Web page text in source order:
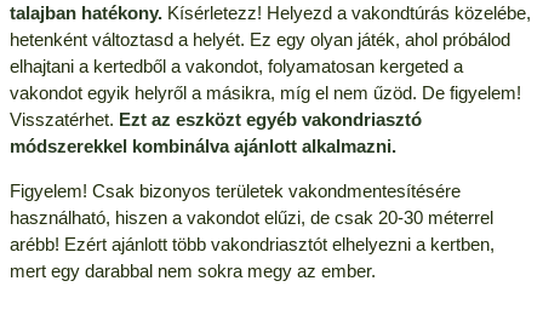
talajban hatékony.Kísérletezz! Helyezd a vakondtúrás közelébe,
hetenként változtasd a helyét. Ez egy olyan játék, ahol próbálod
elhajtani a kertedből a vakondot, folyamatosan kergeted a
vakondot egyik helyről a másikra, míg el nem űzöd. De figyelem!
Visszatérhet. Ezt az eszközt egyéb vakondriasztó
módszerekkel kombinálva ajánlott alkalmazni.
Figyelem! Csak bizonyos területek vakondmentesítésére
használható, hiszen a vakondot elűzi, de csak 20-30 méterrel
arébb! Ezért ajánlott több vakondriasztót elhelyezni a kertben,
mert egy darabbal nem sokra megy az ember.